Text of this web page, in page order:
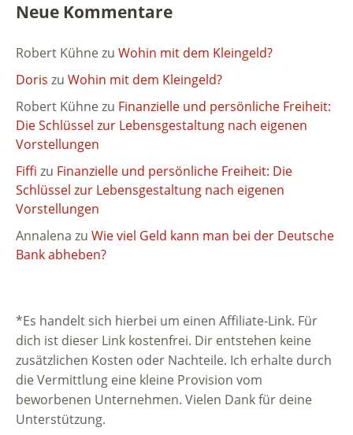
Neue Kommentare
Robert Kühnezu Wohin mit dem Kleingeld?
Doris zu Wohin mit dem Kleingeld?
Robert Kühnezu Finanzielle und persönliche Freiheit:
Die Schlüssel zur Lebensgestaltung nach eigenen
Vorstellungen
Fiffi zu Finanzielle und persönliche Freiheit: Die
Schlüssel zur Lebensgestaltung nach eigenen
Vorstellungen
Annalena zu Wie viel Geld kann man bei der Deutsche
Bank abheben?
*Es handelt sich hierbei um einen Affiliate-Link. Für
dich ist dieser Link kostenfrei. Dir entstehen keine
zusätzlichen Kosten oder Nachteile. Ich erhalte durch
die Vermittlung eine kleine Provision vom
beworbenen Unternehmen. Vielen Dank für deine
Unterstützung.